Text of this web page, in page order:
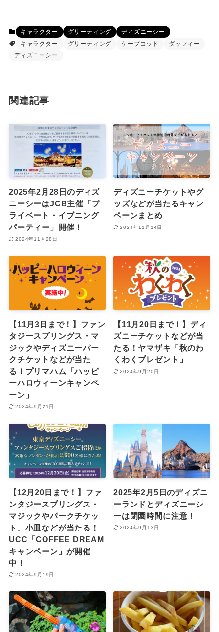
キャラクター グリーティング
ディズニーシー
キャラクター
グリーティング ケープコッド
ダッフィー
ディズニーシー
関連記事
2025年2月28日のディズ
ニーシーはJCB主催「プ
ライベート・イブニング
パーティー」開催！
2024年11月28日
ディズニーチケットやグ
ッズなどが当たるキャン
ペーンまとめ
2024年11月14日
【11月3日まで！】ファン
タジースプリングス・マ
ジックやディズニーパー
クチケットなどが当た
る！プリマハム「ハッピ
ーハロウィーンキャンペ
ーン」
2024年9月21日
【11月20日まで！】ディ
ズニーチケットなどが当
たる！ヤマザキ「秋のわ
くわくプレゼント」
2024年9月20日
【12月20日まで！】ファ
ンタジースプリングス・
マジックやパークチケッ
ト、小皿などが当たる！
UCC「COFFEE DREAM
キャンペーン」が開催
中！
2024年9月19日
2025年2月5日のディズニ
ーランドとディズニーシ
ーは閉園時間に注意！
2024年9月13日